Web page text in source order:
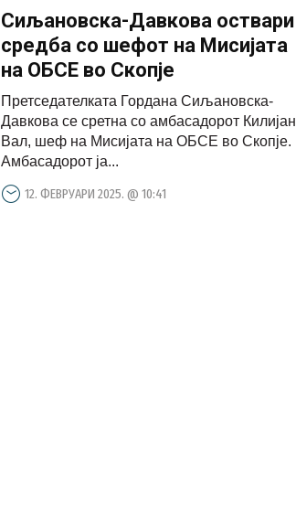
Сиљановска-Давкова оствари
средба со шефот на Мисијата
на ОБСЕ во Скопје
Претседателката Гордана Сиљановска-
Давкова се сретна со амбасадорот Килијан
Вал, шеф на Мисијата на ОБСЕ во Скопје.
Амбасадорот ја...
12. ФЕВРУАРИ 2025. @ 10:41